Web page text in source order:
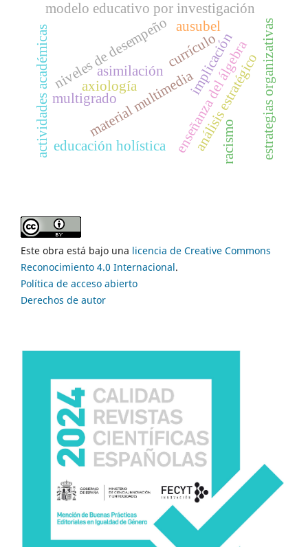
currículo
implicación
axiología
material multimediaenseñanza del álgebra
educación holística análisis estratégico
actividades académicas
modelo educativo por investigación
niveles de desempeño estrategias organizativas
asimilación
racismo
ausubel
multigrado
Este obra está bajo una licencia de Creative Commons
Reconocimiento 4.0 Internacional.
Política de acceso abierto
Derechos de autor